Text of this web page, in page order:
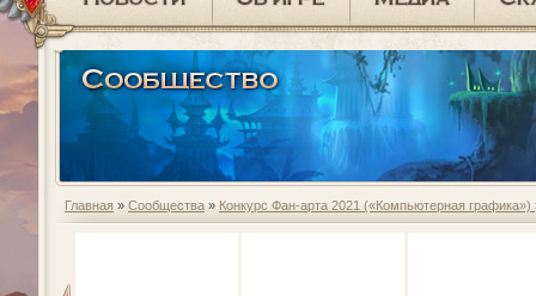
Главная » Сообщества » Конкурс Фан-арта 2021 («Компьютерная графика»)